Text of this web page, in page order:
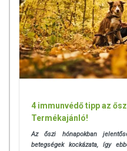
4 immunvédő tipp az
Termékajánló!
Az őszi hónapokban
betegségek kockázata, így